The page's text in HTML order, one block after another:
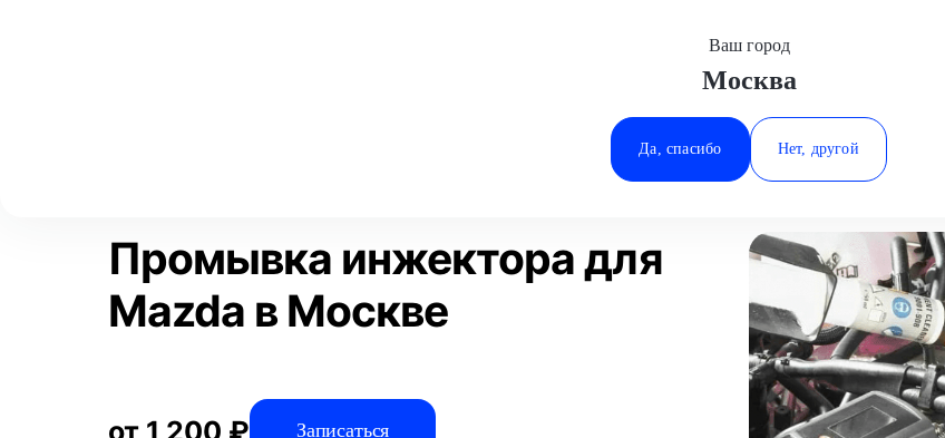
Минеральные Воды
Ростов-на-Дону
Ставрополь
Ваш город
Москва
Да, спасибо Нет, другой
Mazda
Статьи
Промывка инжектора для
Mazda в Москве
от 1 200 ₽ Записаться